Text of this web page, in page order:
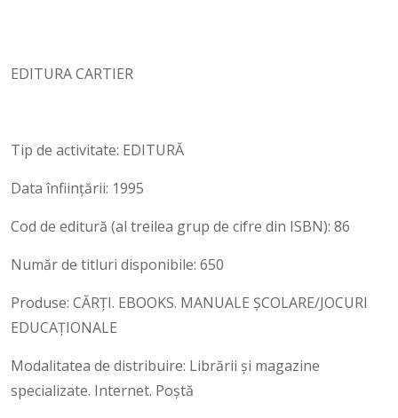
EDITURA CARTIER
Tip de activitate: EDITURĂ
Data înființării: 1995
Cod de editură (al treilea grup de cifre din ISBN): 86
Număr de titluri disponibile: 650
Produse: CĂRȚI. EBOOKS. MANUALE ŞCOLARE/JOCURI
EDUCAŢIONALE
Modalitatea de distribuire: Librării și magazine
specializate. Internet. Poștă